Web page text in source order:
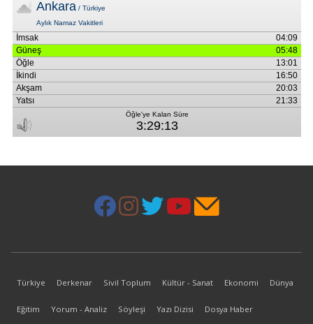
Türkiye Derkenar Sivil Toplum Kültür - Sanat Ekonomi Dünya
Eğitim Yorum - Analiz Söyleşi Yazı Dizisi Dosya Haber